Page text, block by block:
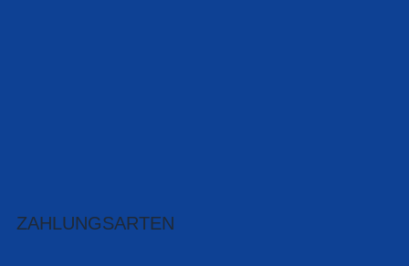
ZAHLUNGSARTEN